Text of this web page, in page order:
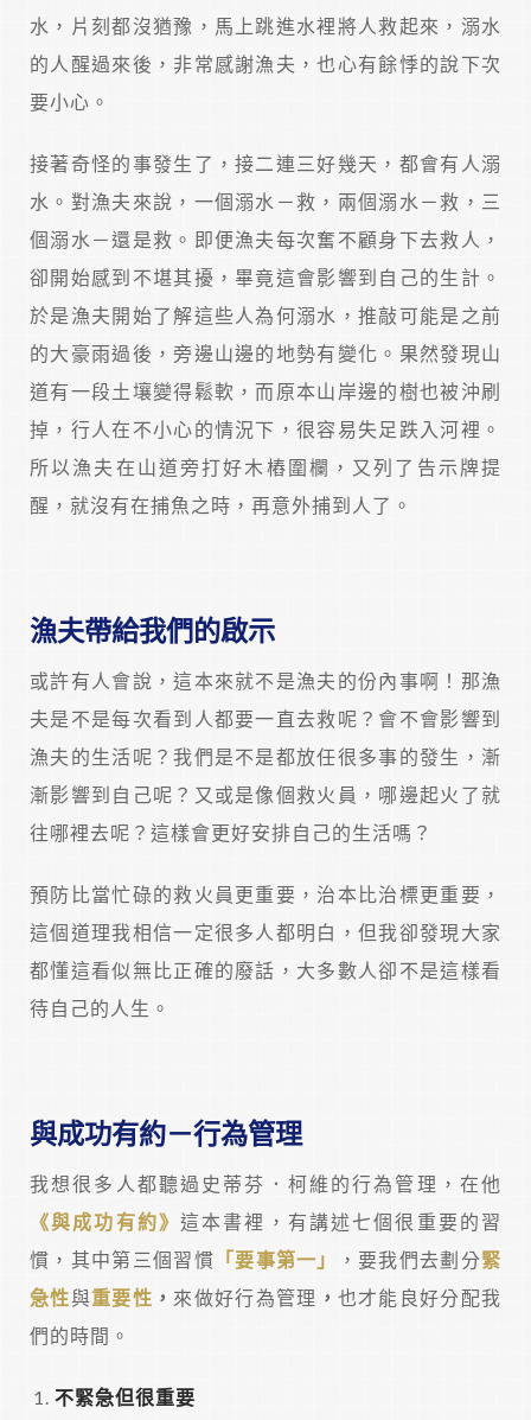
水，片刻都沒猶豫，馬上跳進水裡將人救起來，溺水
的人醒過來後，非常感謝漁夫，也心有餘悸的說下次
要小心。
接著奇怪的事發生了，接二連三好幾天，都會有人溺
水。對漁夫來說，一個溺水－救，兩個溺水－救，三
個溺水－還是救。即便漁夫每次奮不顧身下去救人，
卻開始感到不堪其擾，畢竟這會影響到自己的生計。
於是漁夫開始了解這些人為何溺水，推敲可能是之前
的大豪雨過後，旁邊山邊的地勢有變化。果然發現山
道有一段土壤變得鬆軟，而原本山岸邊的樹也被沖刷
掉，行人在不小心的情況下，很容易失足跌入河裡。
所以漁夫在山道旁打好木樁圍欄，又列了告示牌提
醒，就沒有在捕魚之時，再意外捕到人了。
漁夫帶給我們的啟示
或許有人會說，這本來就不是漁夫的份內事啊！那漁
夫是不是每次看到人都要一直去救呢？會不會影響到
漁夫的生活呢？我們是不是都放任很多事的發生，漸
漸影響到自己呢？又或是像個救火員，哪邊起火了就
往哪裡去呢？這樣會更好安排自己的生活嗎？
預防比當忙碌的救火員更重要，治本比治標更重要，
這個道理我相信一定很多人都明白，但我卻發現大家
都懂這看似無比正確的廢話，大多數人卻不是這樣看
待自己的人生。
與成功有約－行為管理
我想很多人都聽過史蒂芬．柯維的行為管理，在他
《與成功有約》 這本書裡，有講述七個很重要的習
慣，其中第三個習慣 「要事第一」 ，要我們去劃分緊
急性與重要性 ， 來做好行為管理 ， 也才能良好分配我
們的時間。
不緊急但很重要